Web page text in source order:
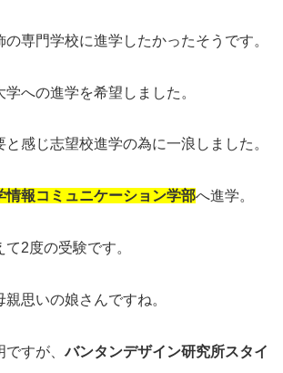
専門学校に進学したかったそうです。
への進学を希望しました。
と感じ志望校進学の為に一浪しました。
情報コミュニケーション学部へ進学。
2度の受験です。
思いの娘さんですね。
ですが、バンタンデザイン研究所スタイ